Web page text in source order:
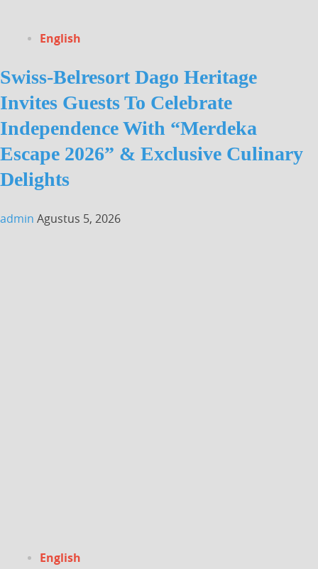
English
Swiss-Belresort Dago Heritage
Invites Guests To Celebrate
Independence With “Merdeka
Escape 2026” & Exclusive Culinary
Delights
admin Agustus 5, 2026
English